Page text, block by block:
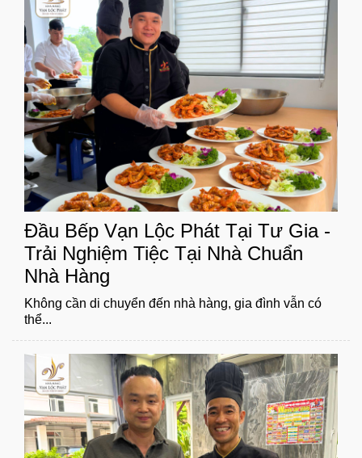
Đầu Bếp Vạn Lộc Phát Tại Tư Gia -
Trải Nghiệm Tiệc Tại Nhà Chuẩn
Nhà Hàng
Không cần di chuyển đến nhà hàng, gia đình vẫn có
thể...